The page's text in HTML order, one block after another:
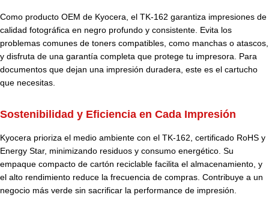
Como producto OEM de Kyocera, el TK-162 garantiza impresiones de
calidad fotográfica en negro profundo y consistente. Evita los
problemas comunes de toners compatibles, como manchas o atascos,
y disfruta de una garantía completa que protege tu impresora. Para
documentos que dejan una impresión duradera, este es el cartucho
que necesitas.
Sostenibilidad y Eficiencia en Cada Impresión
Kyocera prioriza el medio ambiente con el TK-162, certificado RoHS y
Energy Star, minimizando residuos y consumo energético. Su
empaque compacto de cartón reciclable facilita el almacenamiento, y
el alto rendimiento reduce la frecuencia de compras. Contribuye a un
negocio más verde sin sacrificar la performance de impresión.